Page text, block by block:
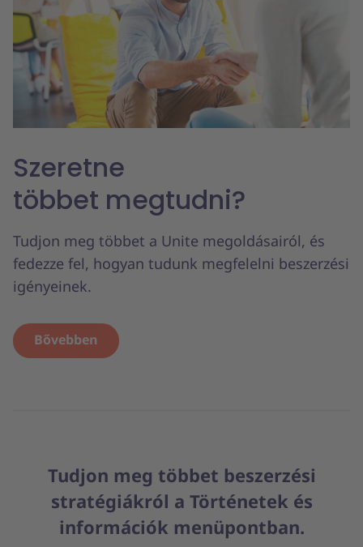
Szeretne
többet megtudni?
Tudjon meg többet a Unite megoldásairól, és
fedezze fel, hogyan tudunk megfelelni beszerzési
igényeinek.
Bővebben
Tudjon meg többet beszerzési
stratégiákról a Történetek és
információk menüpontban.